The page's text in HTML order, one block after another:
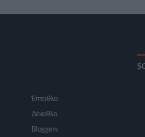
Έπταθλο
Δέκαθλο
Bloggers